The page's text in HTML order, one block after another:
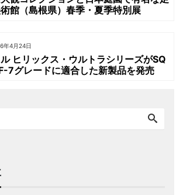
館（島根県）春季・夏季特別展
年4月24日
ヒリックス・ウルトラシリーズがSQ
7グレードに適合した新製品を発売